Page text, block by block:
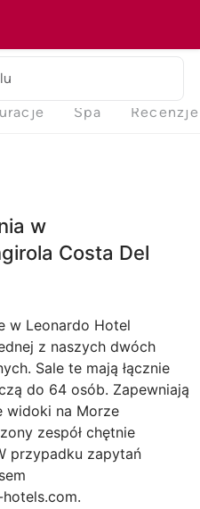
Spa Recenzje
w
Costa Del
w Leonardo Hotel
z naszych dwóch
Sale te mają łącznie
do 64 osób. Zapewniają
widoki na Morze
zespół chętnie
przypadku zapytań